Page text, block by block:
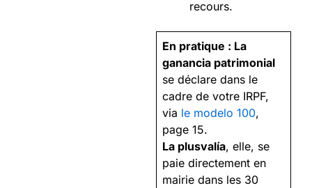
recours.
En pratique : La
ganancia patrimonial
se déclare dans le
cadre de votre IRPF,
via le modelo 100,
page 15.
La plusvalía, elle, se
paie directement en
mairie dans les 30